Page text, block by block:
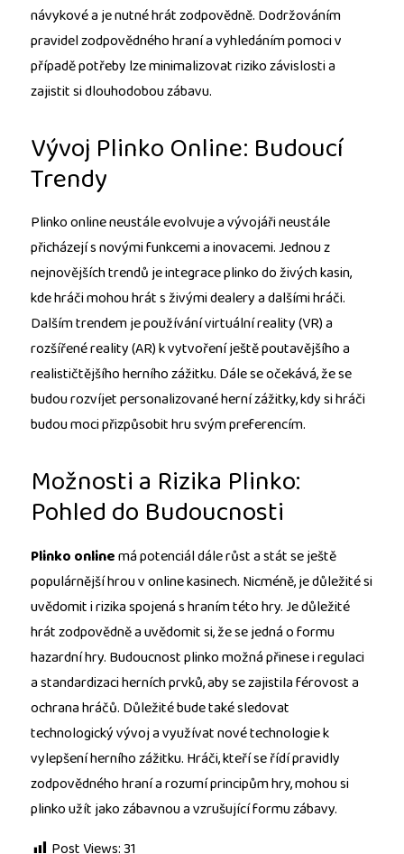
návykové a je nutné hrát zodpovědně. Dodržováním
pravidel zodpovědného hraní a vyhledáním pomoci v
případě potřeby lze minimalizovat riziko závislosti a
zajistit si dlouhodobou zábavu.
Vývoj Plinko Online: Budoucí
Trendy
Plinko online neustále evolvuje a vývojáři neustále
přicházejí s novými funkcemi a inovacemi. Jednou z
nejnovějších trendů je integrace plinko do živých kasin,
kde hráči mohou hrát s živými dealery a dalšími hráči.
Dalším trendem je používání virtuální reality (VR) a
rozšířené reality (AR) k vytvoření ještě poutavějšího a
realističtějšího herního zážitku. Dále se očekává, že se
budou rozvíjet personalizované herní zážitky, kdy si hráči
budou moci přizpůsobit hru svým preferencím.
Možnosti a Rizika Plinko:
Pohled do Budoucnosti
Plinko onlinemá potenciál dále růst a stát se ještě
populárnější hrou v online kasinech. Nicméně, je důležité si
uvědomit i rizika spojená s hraním této hry. Je důležité
hrát zodpovědně a uvědomit si, že se jedná o formu
hazardní hry. Budoucnost plinko možná přinese i regulaci
a standardizaci herních prvků, aby se zajistila férovost a
ochrana hráčů. Důležité bude také sledovat
technologický vývoj a využívat nové technologie k
vylepšení herního zážitku. Hráči, kteří se řídí pravidly
zodpovědného hraní a rozumí principům hry, mohou si
plinko užít jako zábavnou a vzrušující formu zábavy.
Post Views:31